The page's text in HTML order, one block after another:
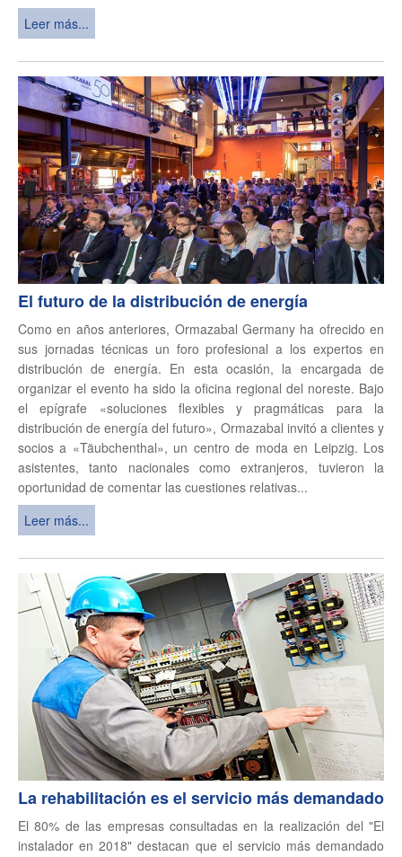
Leer más...
El futuro de la distribución de energía
Como en años anteriores, Ormazabal Germany ha ofrecido en
sus jornadas técnicas un foro profesional a los expertos en
distribución de energía. En esta ocasión, la encargada de
organizar el evento ha sido la oficina regional del noreste. Bajo
el epígrafe «soluciones flexibles y pragmáticas para la
distribución de energía del futuro», Ormazabal invitó a clientes y
socios a «Täubchenthal», un centro de moda en Leipzig. Los
asistentes, tanto nacionales como extranjeros, tuvieron la
oportunidad de comentar las cuestiones relativas...
Leer más...
La rehabilitación es el servicio más demandado
El 80% de las empresas consultadas en la realización del "El
instalador en 2018" destacan que el servicio más demandado